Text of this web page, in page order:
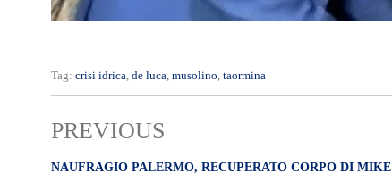
Tag: crisi idrica, de luca, musolino, taormina
PREVIOUS
NAUFRAGIO PALERMO, RECUPERATO CORPO DI MIKE